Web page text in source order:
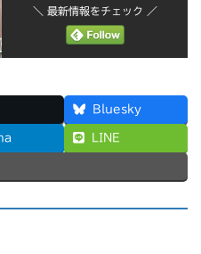
＼ 最新情報をチェック ／
Bluesky
LINE